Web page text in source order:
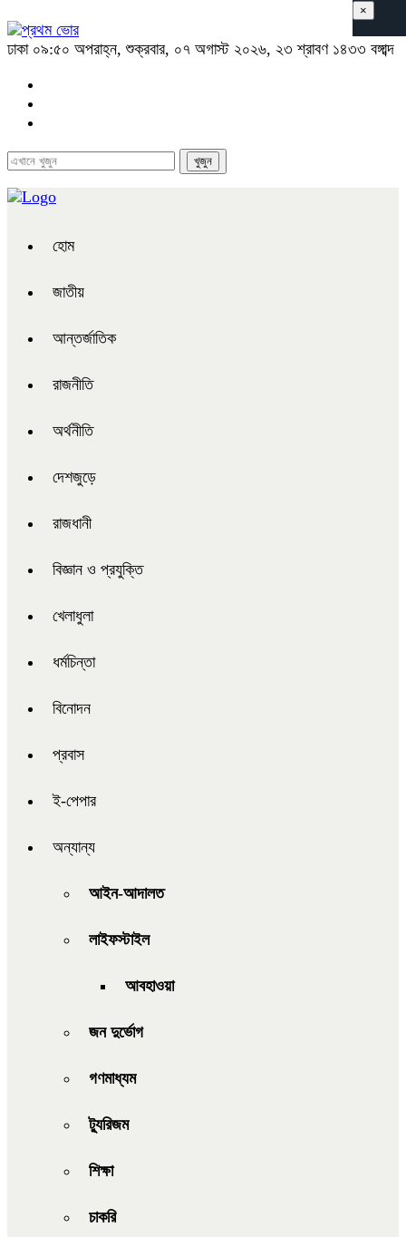
ঢাকা ০৯:৫০ অপরাহ্ন, শুক্রবার, ০৭ অগাস্ট ২০২৬, ২৩ শ্রাবণ ১৪৩৩ বঙ্গাব্দ
হোম
জাতীয়
আন্তর্জাতিক
রাজনীতি
অর্থনীতি
দেশজুড়ে
রাজধানী
বিজ্ঞান ও প্রযুক্তি
খেলাধুলা
ধর্মচিন্তা
বিনোদন
প্রবাস
ই-পেপার
অন্যান্য
আইন-আদালত
লাইফস্টাইল
আবহাওয়া
জন দুর্ভোগ
গণমাধ্যম
ট্যুরিজম
শিক্ষা
চাকরি
×